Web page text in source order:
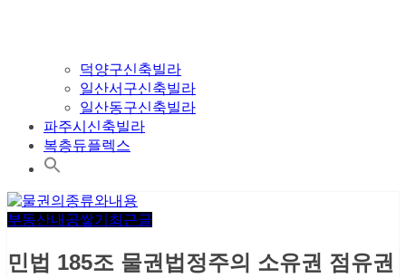
덕양구신축빌라
일산서구신축빌라
일산동구신축빌라
파주시신축빌라
복층듀플렉스
부동산내공쌓기 최근글
민법 185조 물권법정주의 소유권 점유권